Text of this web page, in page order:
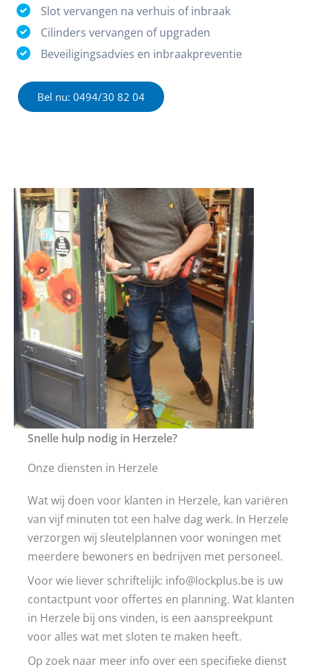
Slot vervangen na verhuis of inbraak
Cilinders vervangen of upgraden
Beveiligingsadvies en inbraakpreventie
Bel nu: 0494/30 82 04
Snelle hulp nodig in Herzele?
Onze diensten in Herzele
Wat wij doen voor klanten in Herzele, kan variëren
van vijf minuten tot een halve dag werk. In Herzele
verzorgen wij sleutelplannen voor woningen met
meerdere bewoners en bedrijven met personeel.
Voor wie liever schriftelijk: info@lockplus.be is uw
contactpunt voor offertes en planning. Wat klanten
in Herzele bij ons vinden, is een aanspreekpunt
voor alles wat met sloten te maken heeft.
Op zoek naar meer info over een specifieke dienst